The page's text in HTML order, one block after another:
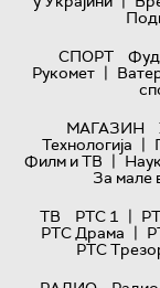
СПОРТ
Рукомет |
МАГАЗИН
Технологијa |
Филм и ТВ |
За мале
ТВ
РТС 1 |
РТС Драма |
РТС